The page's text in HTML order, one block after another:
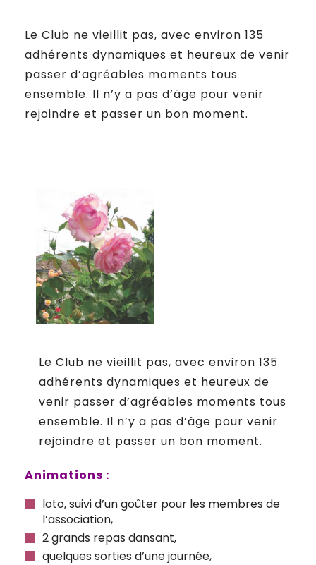
Le Club ne vieillit pas, avec environ 135
adhérents dynamiques et heureux de venir
passer d’agréables moments tous
ensemble. Il n’y a pas d’âge pour venir
rejoindre et passer un bon moment.
Le Club ne vieillit pas, avec environ 135
adhérents dynamiques et heureux de
venir passer d’agréables moments tous
ensemble. Il n’y a pas d’âge pour venir
rejoindre et passer un bon moment.
Animations :
loto, suivi d’un goûter pour les membres de
l’association,
2 grands repas dansant,
quelques sorties d’une journée,